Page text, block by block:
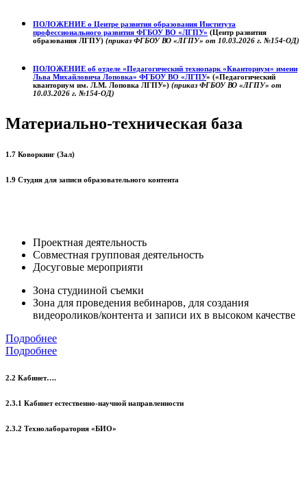
ПОЛОЖЕНИЕ о Центре развития образования Института
профессионального развития ФГБОУ ВО «ЛГПУ» (Центр развития
образования ЛГПУ) (приказ ФГБОУ ВО «ЛГПУ» от 10.03.2026 г. №154-ОД)
ПОЛОЖЕНИЕ об отделе «Педагогический технопарк «Кванториум» имени
Льва Михайловича Лоповка» ФГБОУ ВО «ЛГПУ» («Педагогический
кванториум им. Л.М. Лоповка ЛГПУ») (приказ ФГБОУ ВО «ЛГПУ» от
10.03.2026 г. №154-ОД)
Материально-техническая база
1.7 Коворкинг (Зал)
1.9 Студия для записи образовательного контента
Проектная деятельность
Совместная групповая деятельность
Досуговые мероприяти
Зона студииной съемки
Зона для проведения вебинаров, для создания
видеороликов/контента и записи их в высоком качестве
Подробнее
Подробнее
2.2 Кабинет….
2.3.1 Кабинет естественно-научной направленности
2.3.2 Технолаборатория «БИО»